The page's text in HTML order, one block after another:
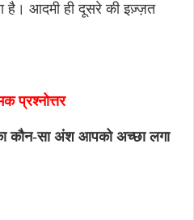
है। आदमी ही दूसरे की इज़्ज़त
प्रश्नोत्तर
कौन-सा अंश आपको अच्छा लगा